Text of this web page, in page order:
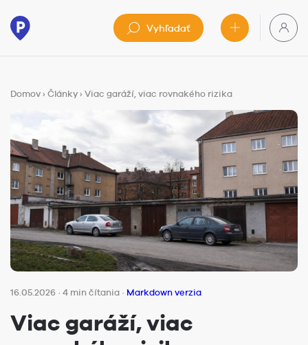
Vyhľadať
Domov › Články › Viac garáží, viac rovnakého rizika
16.05.2026 · 4 min čítania · Markdown verzia
Viac garáží, viac